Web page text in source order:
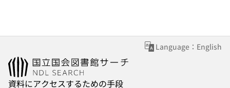
Language：English
資料にアクセスするための手段